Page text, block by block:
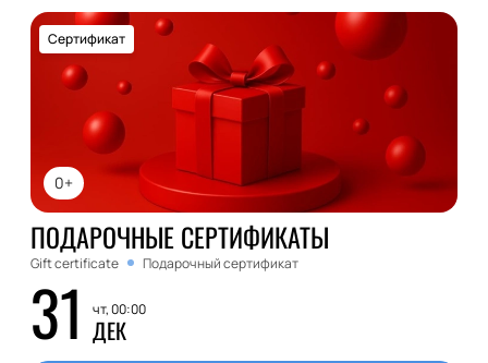
0+
Сертификат
ПОДАРОЧНЫЕ СЕРТИФИКАТЫ
Gift certificate Подарочный сертификат
31 чт, 00:00
ДЕК